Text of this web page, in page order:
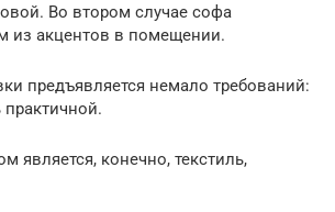
Во втором случае софа
из акцентов в помещении.
предъявляется немало требований:
является, конечно, текстиль,